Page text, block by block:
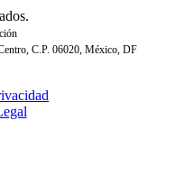
C.P. 06020, México, DF